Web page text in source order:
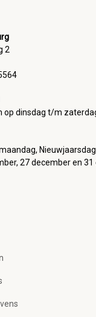
2
op dinsdag t/m
27 december en 31